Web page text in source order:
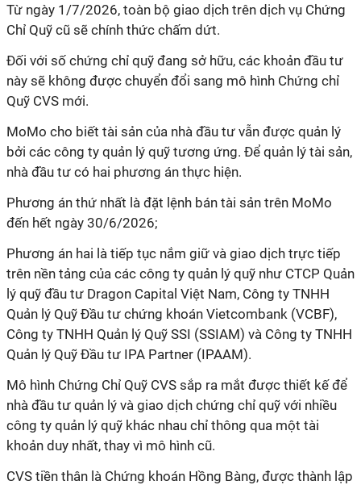
Từ ngày 1/7/2026, toàn bộ giao dịch trên dịch vụ Chứng
Chỉ Quỹ cũ sẽ chính thức chấm dứt.
Đối với số chứng chỉ quỹ đang sở hữu, các khoản đầu tư
này sẽ không được chuyển đổi sang mô hình Chứng chỉ
Quỹ CVS mới.
MoMo cho biết tài sản của nhà đầu tư vẫn được quản lý
bởi các công ty quản lý quỹ tương ứng. Để quản lý tài sản,
nhà đầu tư có hai phương án thực hiện.
Phương án thứ nhất là đặt lệnh bán tài sản trên MoMo
đến hết ngày 30/6/2026;
Phương án hai là tiếp tục nắm giữ và giao dịch trực tiếp
trên nền tảng của các công ty quản lý quỹ như CTCP Quản
lý quỹ đầu tư Dragon Capital Việt Nam, Công ty TNHH
Quản lý Quỹ Đầu tư chứng khoán Vietcombank (VCBF),
Công ty TNHH Quản lý Quỹ SSI (SSIAM) và Công ty TNHH
Quản lý Quỹ Đầu tư IPA Partner (IPAAM).
Mô hình Chứng Chỉ Quỹ CVS sắp ra mắt được thiết kế để
nhà đầu tư quản lý và giao dịch chứng chỉ quỹ với nhiều
công ty quản lý quỹ khác nhau chỉ thông qua một tài
khoản duy nhất, thay vì mô hình cũ.
CVS tiền thân là Chứng khoán Hồng Bàng, được thành lập